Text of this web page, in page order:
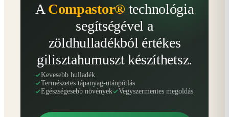
A Compastor® technológia
segítségével a
zöldhulladékból értékes
gilisztahumuszt készíthetsz.
Kevesebb hulladék
Természetes tápanyag-utánpótlás
Egészségesebb növények
Vegyszermentes megoldás